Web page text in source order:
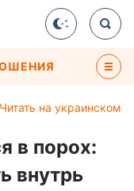
Читать на украинском
в порох:
внутрь